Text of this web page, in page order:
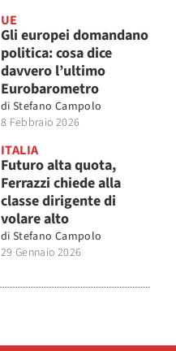
UE
Gli europei domandano
politica: cosa dice
davvero l’ultimo
Eurobarometro
di Stefano Campolo
8 Febbraio 2026
ITALIA
Futuro alta quota,
Ferrazzi chiede alla
classe dirigente di
volare alto
di Stefano Campolo
29 Gennaio 2026